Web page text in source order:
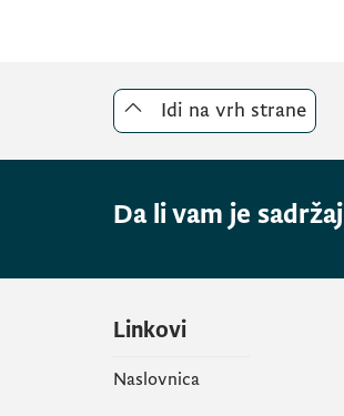
Idi na vrh strane
Da li vam je
Linkovi
Naslovnica